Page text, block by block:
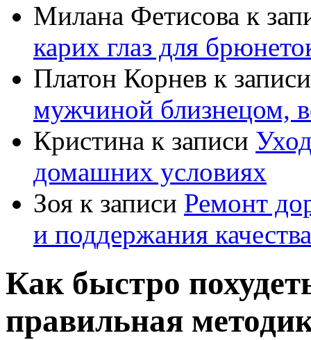
Милана Фетисова к
карих глаз для
Платон Корнев к
мужчиной близнецом,
Кристина к записи
домашних условиях
Зоя к записи Ремонт
и поддержания качества
Как быстро
правильная